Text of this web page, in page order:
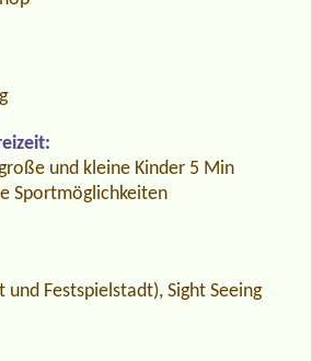
und kleine Kinder 5 Min
Sportmöglichkeiten
Festspielstadt), Sight Seeing